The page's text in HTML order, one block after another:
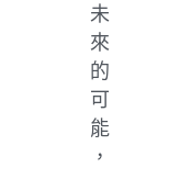
未
來
的
可
能
，